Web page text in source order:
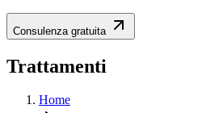
Consulenza gratuita
Trattamenti
Home